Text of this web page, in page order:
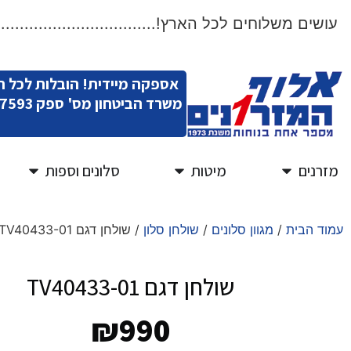
עושים משלוחים לכל
אספקה מיידית! הובלות לכל
משרד הביטחון מס' ספק 11007593
מזרנים מיטות סלונים וספות
עמוד הבית / מגוון סלונים / שולחן סלון / שולחן דגם TV40433-01
שולחן דגם TV40433-01
₪990